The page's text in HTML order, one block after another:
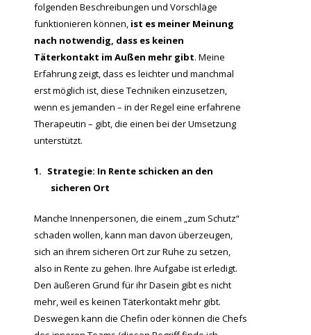
folgenden Beschreibungen und Vorschläge
funktionieren können, ist es meiner Meinung
nach notwendig, dass es keinen
Täterkontakt im Außen mehr gibt. Meine
Erfahrung zeigt, dass es leichter und manchmal
erst möglich ist, diese Techniken einzusetzen,
wenn es jemanden – in der Regel eine erfahrene
Therapeutin – gibt, die einen bei der Umsetzung
unterstützt.
1. Strategie: In Rente schicken an den
sicheren Ort
Manche Innenpersonen, die einem „zum Schutz“
schaden wollen, kann man davon überzeugen,
sich an ihrem sicheren Ort zur Ruhe zu setzen,
also in Rente zu gehen. Ihre Aufgabe ist erledigt.
Den äußeren Grund für ihr Dasein gibt es nicht
mehr, weil es keinen Täterkontakt mehr gibt.
Deswegen kann die Chefin oder können die Chefs